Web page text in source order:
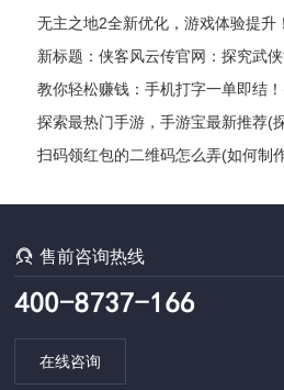
无主之地2全新优化，游戏体验提升
盼的全新升级，游戏体验获得飞跃
新标题：侠客风云传官网：探究武
侠客风云传官网——揭秘武侠世界的
教你轻松赚钱：手机打字一单即结
松实现赚钱？)
探索最热门手游，手游宝最新推荐(
最新推荐——最全手游推荐指南)
扫码领红包的二维码怎么弄(如何制
售前咨询热线
在线咨询